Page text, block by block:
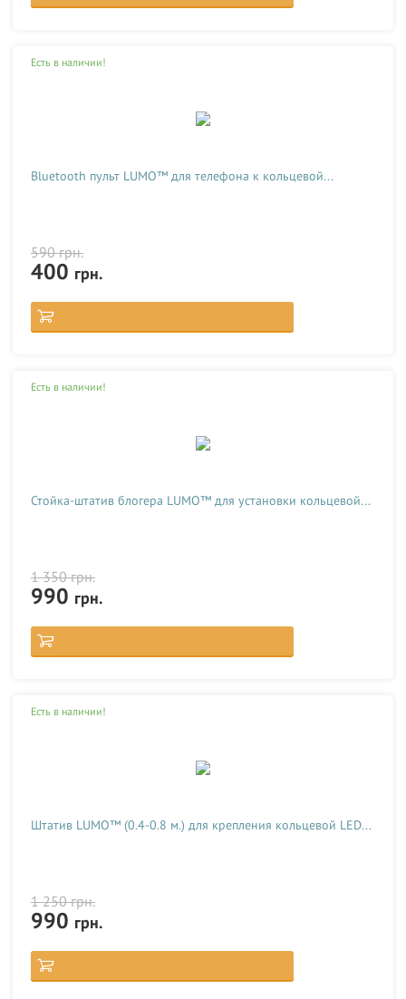
Есть в наличии!
Bluetooth пульт LUMO™ для телефона к кольцевой...
590грн.
400 грн.
Есть в наличии!
Стойка-штатив блогера LUMO™ для установки кольцевой...
1 350грн.
990 грн.
Есть в наличии!
Штатив LUMO™ (0.4-0.8 м.) для крепления кольцевой LED...
1 250грн.
990 грн.